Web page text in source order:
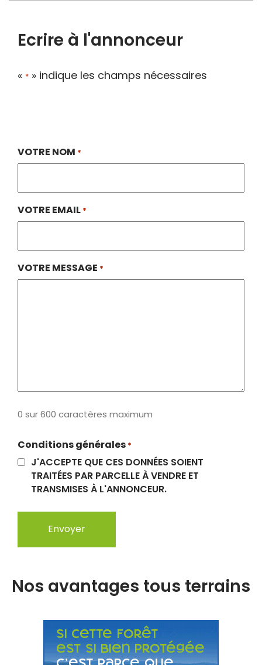
Ecrire à l'annonceur
« * » indique les champs nécessaires
VOTRE NOM *
VOTRE EMAIL *
VOTRE MESSAGE *
0 sur 600 caractères maximum
Conditions générales *
J'ACCEPTE QUE CES DONNÉES SOIENT
TRAITÉES PAR PARCELLE À VENDRE ET
TRANSMISES À L'ANNONCEUR.
Nos avantages tous terrains